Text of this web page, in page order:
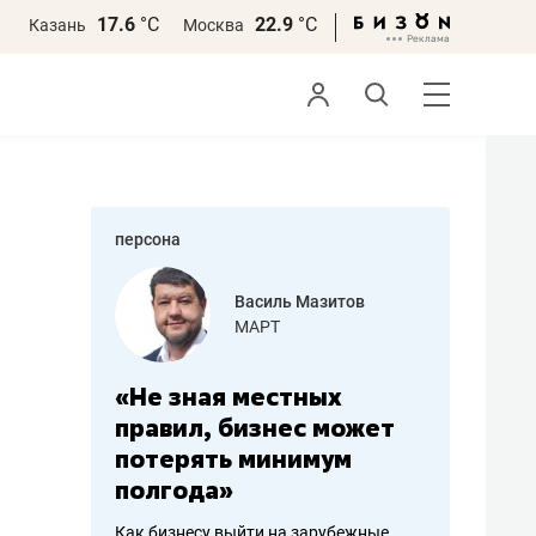
Казань 17.6 °С Москва 22.9 °С
персона
Василь Мазитов
МАРТ
«Не зная местных
правил, бизнес может
потерять минимум
полгода»